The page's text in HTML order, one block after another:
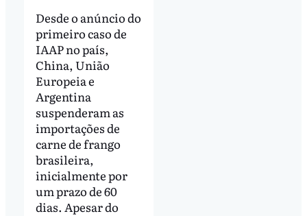
Desde o anúncio do
primeiro caso de
IAAP no país,
China, União
Europeia e
Argentina
suspenderam as
importações de
carne de frango
brasileira,
inicialmente por
um prazo de 60
dias. Apesar do